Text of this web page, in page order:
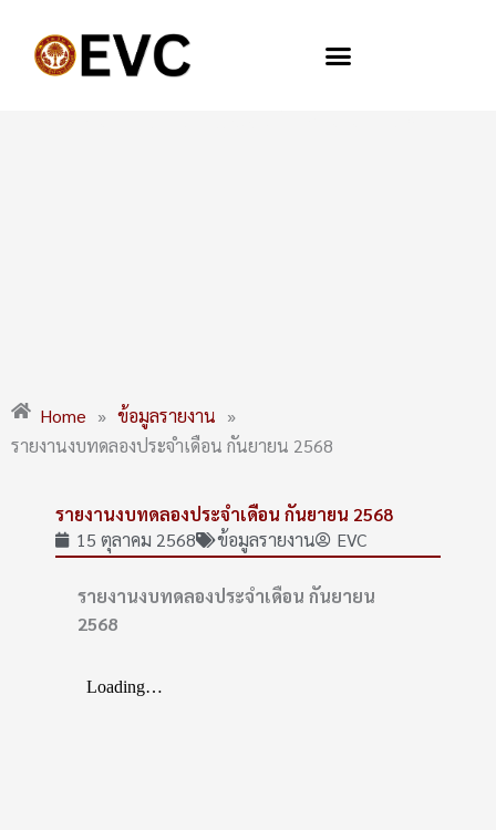
content
Home » ข้อมูลรายงาน »
รายงานงบทดลองประจำเดือน กันยายน 2568
รายงานงบทดลองประจำเดือน กันยายน 2568
15 ตุลาคม 2568
ข้อมูลรายงาน EVC
รายงานงบทดลองประจำเดือน กันยายน
2568